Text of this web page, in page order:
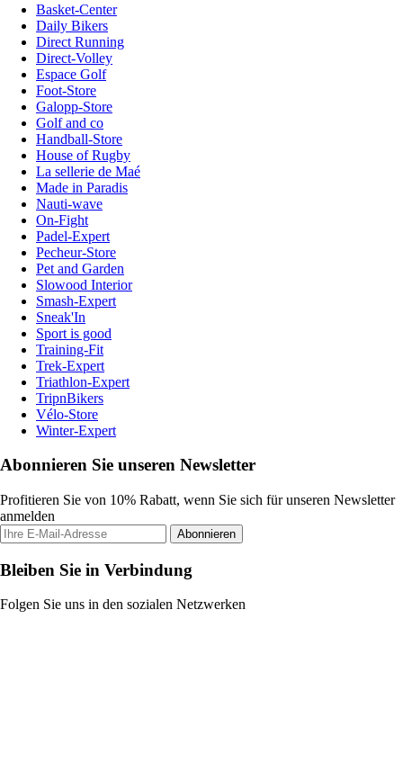
Basket-Center
Daily Bikers
Direct Running
Direct-Volley
Espace Golf
Foot-Store
Galopp-Store
Golf and co
Handball-Store
House of Rugby
La sellerie de Maé
Made in Paradis
Nauti-wave
On-Fight
Padel-Expert
Pecheur-Store
Pet and Garden
Slowood Interior
Smash-Expert
Sneak'In
Sport is good
Training-Fit
Trek-Expert
Triathlon-Expert
TripnBikers
Vélo-Store
Winter-Expert
Abonnieren Sie unseren Newsletter
Profitieren Sie von 10% Rabatt, wenn Sie sich für unseren Newsletter
anmelden
Abonnieren
Bleiben Sie in Verbindung
Folgen Sie uns in den sozialen Netzwerken